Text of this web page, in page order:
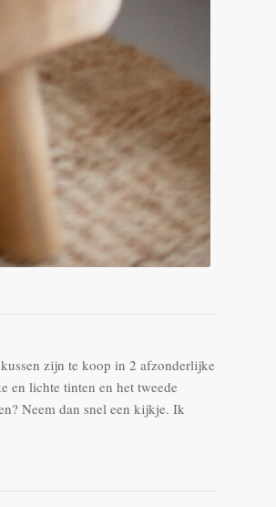
zijn te koop in 2 afzonderlijke
en lichte tinten en het tweede
Neem dan snel een kijkje. Ik